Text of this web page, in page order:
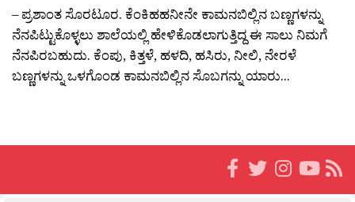
– ಪ್ರಶಾಂತ ಸೊರಟೂರ. ಕೆಂಕಿಹಹನೀನೇ ಕಾಮನಬಿಲ್ಲಿನ ಬಣ್ಣಗಳನ್ನು
ನೆನಪಿಟ್ಟುಕೊಳ್ಳಲು ಶಾಲೆಯಲ್ಲಿ ಹೇಳಿಕೊಡಲಾಗುತ್ತಿದ್ದ ಈ ಸಾಲು ನಿಮಗೆ
ನೆನಪಿರಬಹುದು. ಕೆಂಪು, ಕಿತ್ತಳೆ, ಹಳದಿ, ಹಸಿರು, ನೀಲಿ, ನೇರಳೆ
ಬಣ್ಣಗಳನ್ನು ಒಳಗೊಂಡ ಕಾಮನಬಿಲ್ಲಿನ ಸೊಬಗನ್ನು ಯಾರು...